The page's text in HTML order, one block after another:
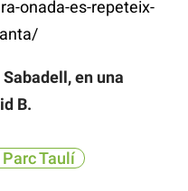
onada-es-repeteix-
en una
B.
Taulí